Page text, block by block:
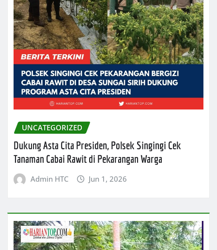
UNCATEGORIZED
Dukung Asta Cita Presiden, Polsek Singingi Cek
Tanaman Cabai Rawit di Pekarangan Warga
Admin HTC Jun 1, 2026